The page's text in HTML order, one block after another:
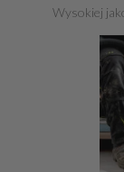
Wysokiej